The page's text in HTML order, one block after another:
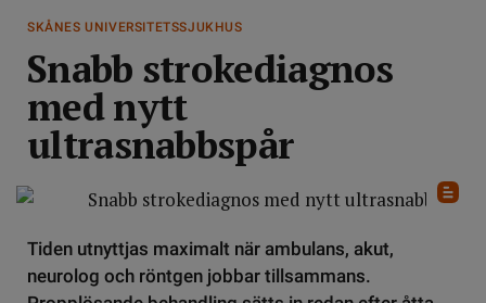
SKÅNES UNIVERSITETSSJUKHUS
Snabb strokediagnos
med nytt
ultrasnabbspår
Tiden utnyttjas maximalt när ambulans, akut,
neurolog och röntgen jobbar tillsammans.